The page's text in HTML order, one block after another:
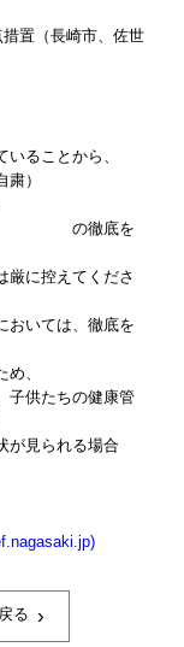
置（長崎市、佐世
ることから、
）
底を
厳に控えてくださ
いては、徹底を
、
子供たちの健康管
が見られる場合
る ›